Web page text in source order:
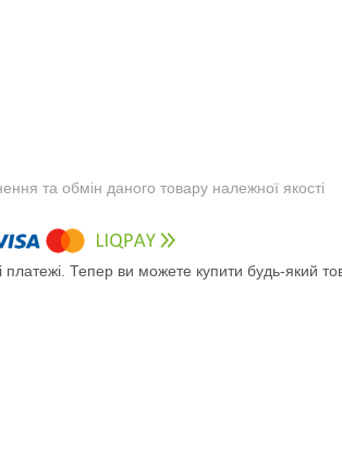
та обмін даного товару належної якості
платежі. Тепер ви можете купити будь-який